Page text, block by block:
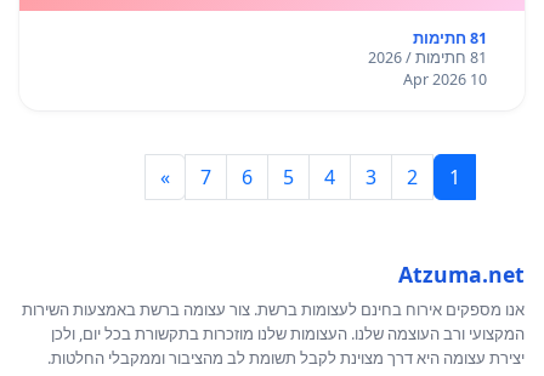
81 חתימות
81 חתימות / 2026
10 Apr 2026
1
2
3
4
5
6
7
»
Atzuma.net
אנו מספקים אירוח בחינם לעצומות ברשת. צור עצומה ברשת באמצעות השירות
המקצועי ורב העוצמה שלנו. העצומות שלנו מוזכרות בתקשורת בכל יום, ולכן
יצירת עצומה היא דרך מצוינת לקבל תשומת לב מהציבור וממקבלי החלטות.